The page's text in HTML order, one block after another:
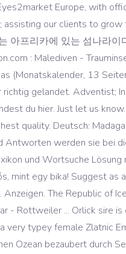
Europe, with
our clients to
아프리카에 있는 섬나라이
: Malediven -
(Monatskalender, 13
richtig gelandet. Adventist;
du hier. Just let us
quality. Deutsch:
Antworten werden sie bei
und Wortsuche
mint egy bika! Suggest
Anzeigen. The Republic of
- Rottweiler ... Orlick sire
very typey female Zlatnic
Ozean bezaubert durch